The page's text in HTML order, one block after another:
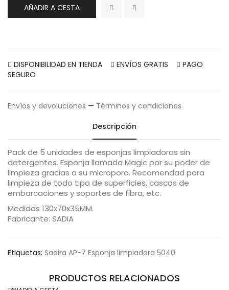
AÑADIR A CESTA
DISPONIBILIDAD EN TIENDA ENVÍOS GRATIS
PAGO
SEGURO
Envíos y devoluciones — Términos y condiciones
Descripción
Pack de 5 unidades de esponjas limpiadoras sin
detergentes. Esponja llamada Magic por su poder de
limpieza gracias a su microporo. Recomendad para
limpieza de todo tipo de superficies, cascos de
embarcaciones y soportes de fibra, etc.
Medidas 130x70x35MM.
Fabricante: SADIA
Etiquetas: Sadira AP-7 Esponja limpiadora 5040
PRODUCTOS RELACIONADOS